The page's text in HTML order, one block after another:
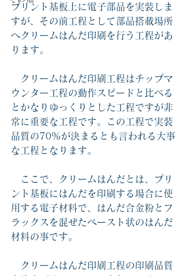
プリント基板上に電子部品を実装しま
すが、その前工程として部品搭載場所
へクリームはんだ印刷を行う工程があ
ります。
クリームはんだ印刷工程はチップマ
ウンター工程の動作スピードと比べる
とかなりゆっくりとした工程ですが非
常に重要な工程です。この工程で実装
品質の70％が決まるとも言われる大事
な工程となります。
ここで、クリームはんだとは、プリ
ント基板にはんだを印刷する場合に使
用する電子材料で、はんだ合金粉とフ
ラックスを混ぜたペースト状のはんだ
材料の事です。
クリームはんだ印刷工程の印刷品質